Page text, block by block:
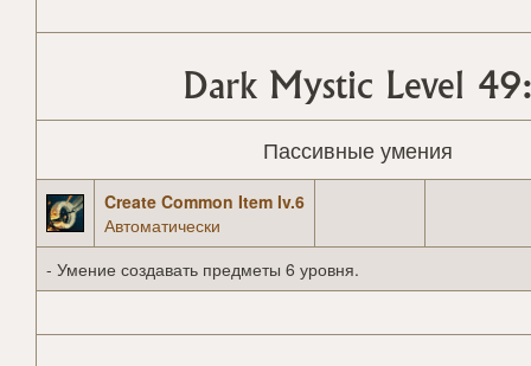
Dark Mystic Level
Пассивные умения
Create Common Item lv.6
Автоматически
- Умение создавать предметы 6 уровня.